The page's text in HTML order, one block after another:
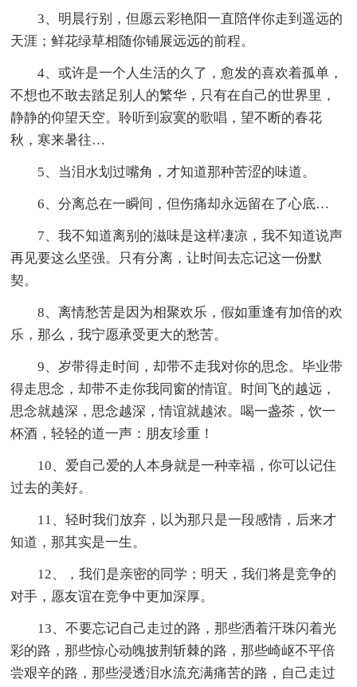
3、明晨行别，但愿云彩艳阳一直陪伴你走到遥远的
天涯；鲜花绿草相随你铺展远远的前程。
4、或许是一个人生活的久了，愈发的喜欢着孤单，
不想也不敢去踏足别人的繁华，只有在自己的世界里，
静静的仰望天空。聆听到寂寞的歌唱，望不断的春花
秋，寒来暑往…
5、当泪水划过嘴角，才知道那种苦涩的味道。
6、分离总在一瞬间，但伤痛却永远留在了心底…
7、我不知道离别的滋味是这样凄凉，我不知道说声
再见要这么坚强。只有分离，让时间去忘记这一份默
契。
8、离情愁苦是因为相聚欢乐，假如重逢有加倍的欢
乐，那么，我宁愿承受更大的愁苦。
9、岁带得走时间，却带不走我对你的思念。毕业带
得走思念，却带不走你我同窗的情谊。时间飞的越远，
思念就越深，思念越深，情谊就越浓。喝一盏茶，饮一
杯酒，轻轻的道一声：朋友珍重！
10、爱自己爱的人本身就是一种幸福，你可以记住
过去的美好。
11、轻时我们放弃，以为那只是一段感情，后来才
知道，那其实是一生。
12、，我们是亲密的同学；明天，我们将是竞争的
对手，愿友谊在竞争中更加深厚。
13、不要忘记自己走过的路，那些洒着汗珠闪着光
彩的路，那些惊心动魄披荆斩棘的路，那些崎岖不平倍
尝艰辛的路，那些浸透泪水流充满痛苦的路，自己走过